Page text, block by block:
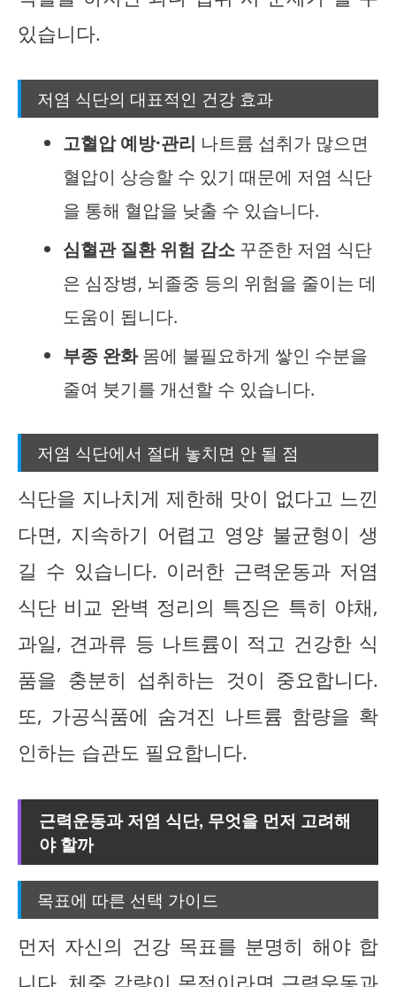
있습니다.
저염 식단의 대표적인 건강 효과
고혈압 예방·관리 나트륨 섭취가 많으면
혈압이 상승할 수 있기 때문에 저염 식단
을 통해 혈압을 낮출 수 있습니다.
심혈관 질환 위험 감소 꾸준한 저염 식단
은 심장병, 뇌졸중 등의 위험을 줄이는 데
도움이 됩니다.
부종 완화몸에 불필요하게 쌓인 수분을
줄여 붓기를 개선할 수 있습니다.
저염 식단에서 절대 놓치면 안 될 점
식단을 지나치게 제한해 맛이 없다고 느낀
다면, 지속하기 어렵고 영양 불균형이 생
길 수 있습니다. 이러한 근력운동과 저염
식단 비교 완벽 정리의 특징은 특히 야채,
과일, 견과류 등 나트륨이 적고 건강한 식
품을 충분히 섭취하는 것이 중요합니다.
또, 가공식품에 숨겨진 나트륨 함량을 확
인하는 습관도 필요합니다.
근력운동과 저염 식단, 무엇을 먼저 고려해
야 할까
목표에 따른 선택 가이드
먼저 자신의 건강 목표를 분명히 해야 합